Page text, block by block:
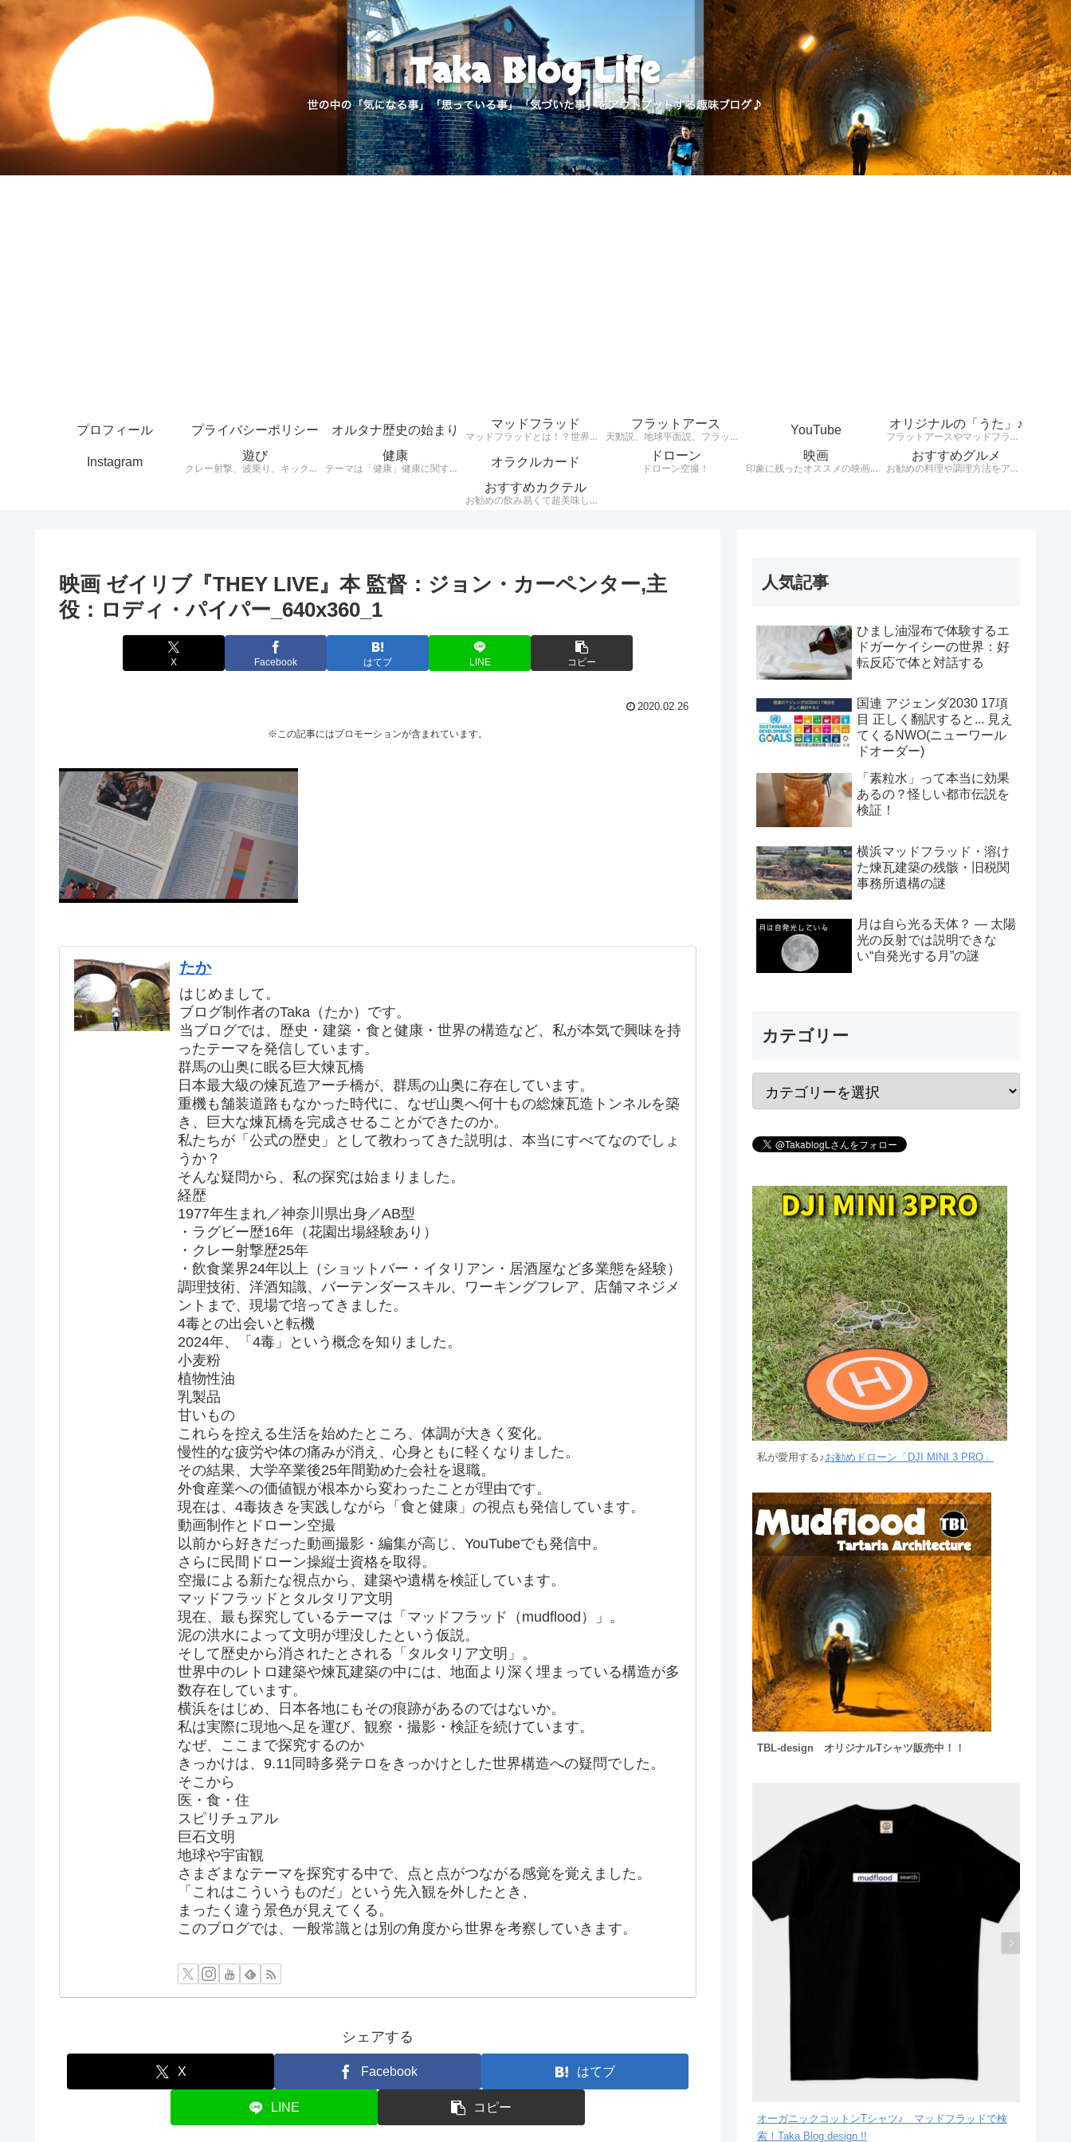
プロフィール プライバシーポリシー オルタナ歴史の始まり
マッドフラッド
マッドフラッドとは！？世界中の建物が埋まっていて、その建物の様式が世界同一（レトロ建築レンガ建築など）だという事実がある・・・それがMudfloodです。それらレンガ建築レトロ建築はここ日本にもたくさん現存している。 200年ほど前に世界がグレートリセットされ、歴史が書き換えられ現在に至るとうい興味深い説。
フラットアース
天動説、地球平面説、フラットアース、大地は平、太陽は小さくて高度上空存在している。様々な説を検証します。
YouTube
オリジナルの「うた」♪
フラットアースやマッドフラッド、健康や興味のあることをオリジナルの歌詞とリズムで発信！！！！
Instagram
遊び
クレー射撃、波乗り、キックボード、スケートボードなど思ったことをアウトプットします。
健康
テーマは「健康」健康に関する様々なジャンルのお話を、わかりやすくお話します。自分が好きな事、興味のある事をアウトプットするブログです。
オラクルカード
ドローン
ドローン空撮！
映画
印象に残ったオススメの映画を紹介します。
おすすめグルメ
お勧めの料理や調理方法をアウトプットする。
おすすめカクテル
お勧めの飲み易くて超美味しいカクテルをご紹介。騙されたつもりで飲んでほしいカクテルをシンプルにお伝えします。
映画 ゼイリブ『THEY LIVE』本 監督：ジョン・カーペンター,主
役：ロディ・パイパー_640x360_1
X Facebook はてブ LINE コピー
2020.02.26
※この記事にはプロモーションが含まれています。
たか
はじめまして。
ブログ制作者のTaka（たか）です。
当ブログでは、歴史・建築・食と健康・世界の構造など、私が本気で興味を持
ったテーマを発信しています。
群馬の山奥に眠る巨大煉瓦橋
日本最大級の煉瓦造アーチ橋が、群馬の山奥に存在しています。
重機も舗装道路もなかった時代に、なぜ山奥へ何十もの総煉瓦造トンネルを築
き、巨大な煉瓦橋を完成させることができたのか。
私たちが「公式の歴史」として教わってきた説明は、本当にすべてなのでしょ
うか？
そんな疑問から、私の探究は始まりました。
経歴
1977年生まれ／神奈川県出身／AB型
・ラグビー歴16年（花園出場経験あり）
・クレー射撃歴25年
・飲食業界24年以上（ショットバー・イタリアン・居酒屋など多業態を経験）
調理技術、洋酒知識、バーテンダースキル、ワーキングフレア、店舗マネジメ
ントまで、現場で培ってきました。
4毒との出会いと転機
2024年、「4毒」という概念を知りました。
小麦粉
植物性油
乳製品
甘いもの
これらを控える生活を始めたところ、体調が大きく変化。
慢性的な疲労や体の痛みが消え、心身ともに軽くなりました。
その結果、大学卒業後25年間勤めた会社を退職。
外食産業への価値観が根本から変わったことが理由です。
現在は、4毒抜きを実践しながら「食と健康」の視点も発信しています。
動画制作とドローン空撮
以前から好きだった動画撮影・編集が高じ、YouTubeでも発信中。
さらに民間ドローン操縦士資格を取得。
空撮による新たな視点から、建築や遺構を検証しています。
マッドフラッドとタルタリア文明
現在、最も探究しているテーマは「マッドフラッド（mudflood）」。
泥の洪水によって文明が埋没したという仮説。
そして歴史から消されたとされる「タルタリア文明」。
世界中のレトロ建築や煉瓦建築の中には、地面より深く埋まっている構造が多
数存在しています。
横浜をはじめ、日本各地にもその痕跡があるのではないか。
私は実際に現地へ足を運び、観察・撮影・検証を続けています。
なぜ、ここまで探究するのか
きっかけは、9.11同時多発テロをきっかけとした世界構造への疑問でした。
そこから
医・食・住
スピリチュアル
巨石文明
地球や宇宙観
さまざまなテーマを探究する中で、点と点がつながる感覚を覚えました。
「これはこういうものだ」という先入観を外したとき、
まったく違う景色が見えてくる。
このブログでは、一般常識とは別の角度から世界を考察していきます。
シェアする
X Facebook はてブ
LINE コピー
人気記事
ひまし油湿布で体験するエ
ドガーケイシーの世界：好
転反応で体と対話する
国連 アジェンダ2030 17項
目 正しく翻訳すると... 見え
てくるNWO(ニューワール
ドオーダー)
「素粒水」って本当に効果
あるの？怪しい都市伝説を
検証！
横浜マッドフラッド・溶け
た煉瓦建築の残骸・旧税関
事務所遺構の謎
月は自ら光る天体？ ― 太陽
光の反射では説明できな
い“自発光する月”の謎
カテゴリー
私が愛用する♪お勧めドローン「DJI MINI 3 PRO」
TBL-design オリジナルTシャツ販売中！！
オーガニックコットンTシャツ♪ マッドフラッドで検
索！Taka Blog design !!